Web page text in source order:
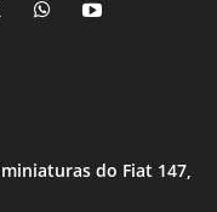
do Fiat 147,